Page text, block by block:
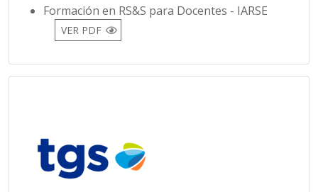
Formación en RS&S para Docentes - IARSE
VER PDF